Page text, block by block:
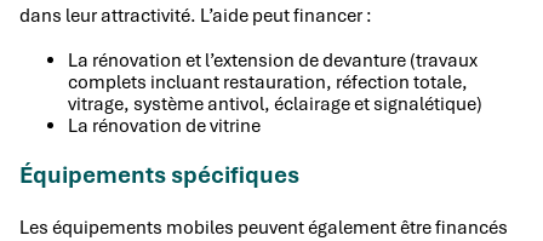
dans leur attractivité. L’aide peut financer :
La rénovation et l’extension de devanture (travaux
complets incluant restauration, réfection totale,
vitrage, système antivol, éclairage et signalétique)
La rénovation de vitrine
Équipements spécifiques
Les équipements mobiles peuvent également être financés